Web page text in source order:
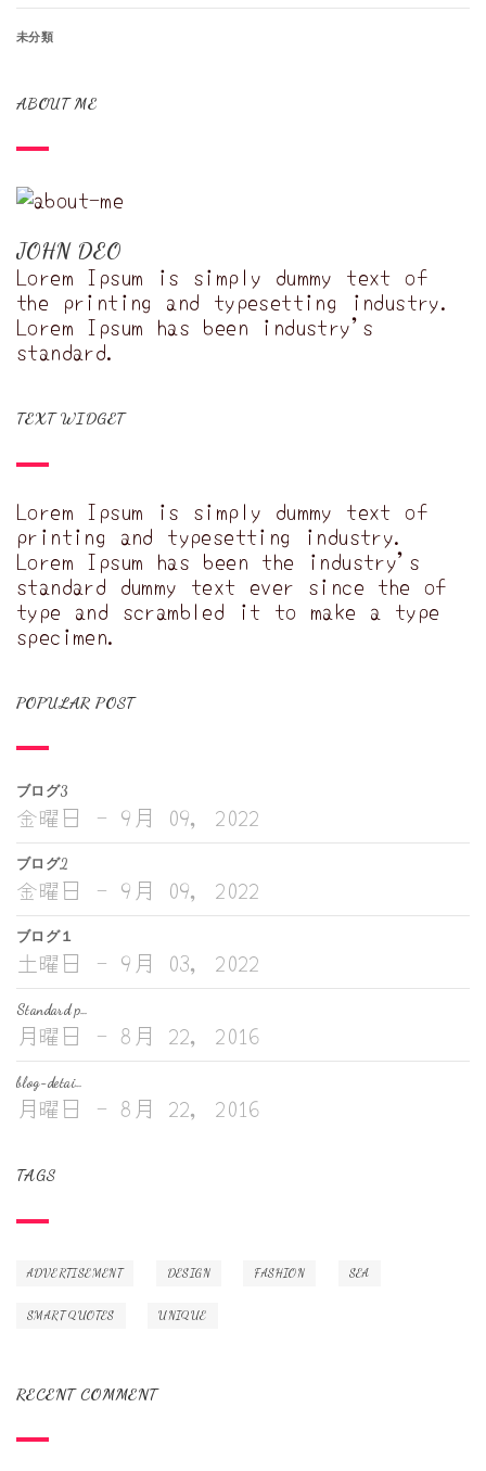
未分類
ABOUT ME
JOHN DEO
Lorem Ipsum is simply dummy text of
the printing and typesetting industry.
Lorem Ipsum has been industry's
standard.
TEXT WIDGET
Lorem Ipsum is simply dummy text of
printing and typesetting industry.
Lorem Ipsum has been the industry's
standard dummy text ever since the of
type and scrambled it to make a type
specimen.
POPULAR POST
ブログ3
金曜日 - 9月 09, 2022
ブログ2
金曜日 - 9月 09, 2022
ブログ１
土曜日 - 9月 03, 2022
Standard p…
月曜日 - 8月 22, 2016
blog-detai…
月曜日 - 8月 22, 2016
TAGS
ADVERTISEMENT DESIGN FASHION SEA
SMART QUOTES UNIQUE
RECENT COMMENT